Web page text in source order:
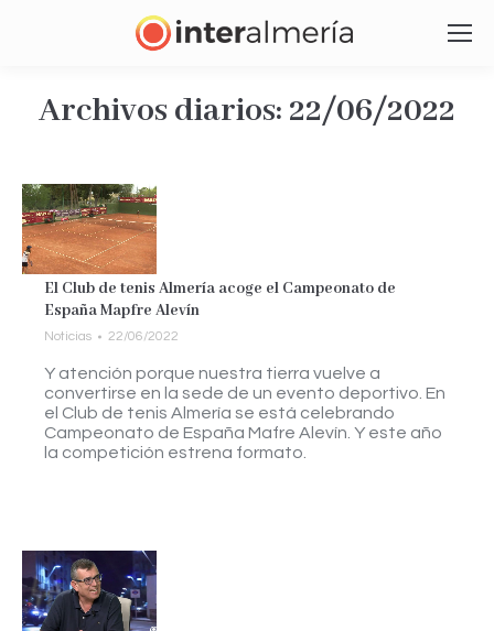
Archivos diarios: 22/06/2022
El Club de tenis Almería acoge el Campeonato de
España Mapfre Alevín
Noticias 22/06/2022
Y atención porque nuestra tierra vuelve a
convertirse en la sede de un evento deportivo. En
el Club de tenis Almería se está celebrando
Campeonato de España Mafre Alevín. Y este año
la competición estrena formato.